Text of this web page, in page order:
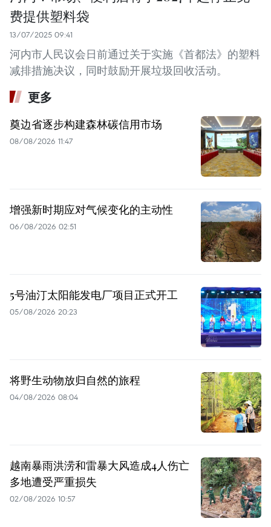
费提供塑料袋
13/07/2025 09:41
河内市人民议会日前通过关于实施《首都法》的塑料
减排措施决议，同时鼓励开展垃圾回收活动。
更多
奠边省逐步构建森林碳信用市场
08/08/2026 11:47
增强新时期应对气候变化的主动性
06/08/2026 02:51
5号油汀太阳能发电厂项目正式开工
05/08/2026 20:23
将野生动物放归自然的旅程
04/08/2026 08:04
越南暴雨洪涝和雷暴大风造成4人伤亡
多地遭受严重损失
02/08/2026 10:57